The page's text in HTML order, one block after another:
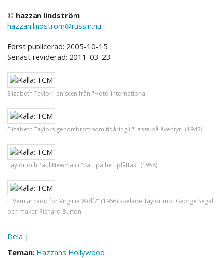
© hazzan lindström
hazzan.lindstrom@russin.nu
Först publicerad: 2005-10-15
Senast reviderad: 2011-03-23
Elizabeth Taylor i en scen från "Hotel International"
Elizabeth Taylors genombrott som tioåring i "Lasse på äventyr" (1943)
Taylor och Paul Newman i "Katt på hett plåttak" (1958)
I "Vem är rädd för Virginia Wolf?" (1966) spelade Taylor mot George Segal
och maken Richard Burton.
Dela |
Teman: Hazzans Hollywood